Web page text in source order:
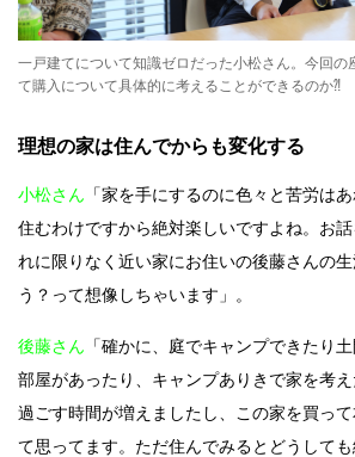
一戸建てについて知識ゼロだった小松さん。今回の
て購入について具体的に考えることができるのか⁈
理想の家は住んでからも変化する
小松さん 「家を手にするのに色々と苦労は
住むわけですから絶対楽しいですよね。お
れに限りなく近い家にお住いの後藤さんの
う？って想像しちゃいます」。
後藤さん 「確かに、庭でキャンプできたり
部屋があったり、キャンプありきで家を考
過ごす時間が増えましたし、この家を買っ
て思ってます。ただ住んでみるとどうして